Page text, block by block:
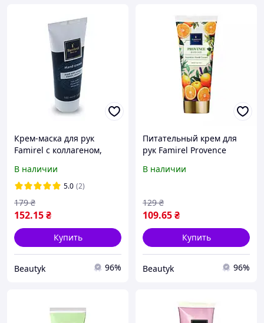
Крем-маска для рук
Famirel с коллагеном,
и минералами Мертвого
моря, 100 мл Фамирель
В наличии
5.0 (2)
152.15₴
179 ₴
Купить
Beautyk 96%
Питательный крем для
рук Famirel Provence
(7290114087292)
В наличии
109.65₴
129 ₴
Купить
Beautyk 96%